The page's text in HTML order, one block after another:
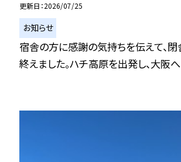
更新日 2026/07/25
お知らせ
宿舎の方に感謝の気持ちを伝えて、
終えました。ハチ高原を出発し、大阪